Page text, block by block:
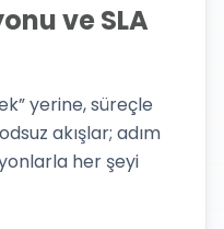
ve SLA
yerine, süreçle
akışlar; adım
her şeyi